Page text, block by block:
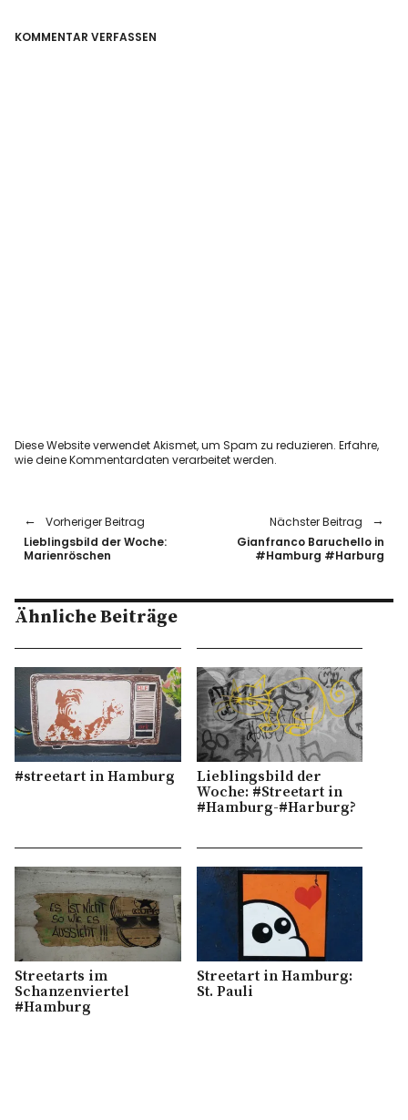
KOMMENTAR VERFASSEN
Diese Website verwendet Akismet, um Spam zu reduzieren.Erfahre,
wie deine Kommentardaten verarbeitet werden.
Vorheriger Beitrag
Lieblingsbild der Woche:
Marienröschen
Nächster Beitrag
Gianfranco Baruchello in
#Hamburg #Harburg
Ähnliche Beiträge
#streetart in Hamburg
Lieblingsbild der
Woche: #Streetart in
#Hamburg-#Harburg?
Streetarts im
Schanzenviertel
#Hamburg
Streetart in Hamburg:
St. Pauli